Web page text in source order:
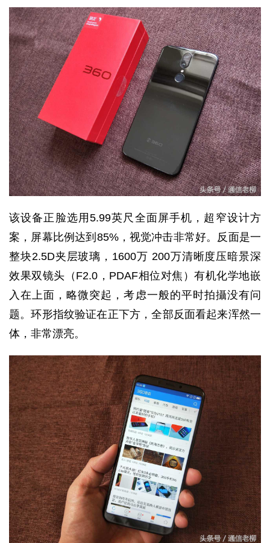
该设备正脸选用5.99英尺全面屏手机，超窄设计方
案，屏幕比例达到85%，视觉冲击非常好。反面是一
整块2.5D夹层玻璃，1600万 200万清晰度压暗景深
效果双镜头（F2.0，PDAF相位对焦）有机化学地嵌
入在上面，略微突起，考虑一般的平时拍攝没有问
题。环形指纹验证在正下方，全部反面看起来浑然一
体，非常漂亮。